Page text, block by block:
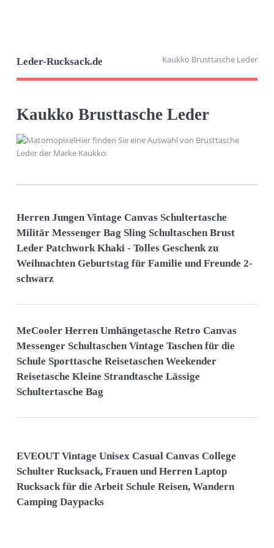
Leder-Rucksack.de Kaukko Brusttasche Leder
Kaukko Brusttasche Leder
Hier finden Sie eine Auswahl von Brusttasche
Leder der Marke Kaukko:
Herren Jungen Vintage Canvas Schultertasche
Militär Messenger Bag Sling Schultaschen Brust
Leder Patchwork Khaki - Tolles Geschenk zu
Weihnachten Geburtstag für Familie und Freunde 2-
schwarz
MeCooler Herren Umhängetasche Retro Canvas
Messenger Schultaschen Vintage Taschen für die
Schule Sporttasche Reisetaschen Weekender
Reisetasche Kleine Strandtasche Lässige
Schultertasche Bag
EVEOUT Vintage Unisex Casual Canvas College
Schulter Rucksack, Frauen und Herren Laptop
Rucksack für die Arbeit Schule Reisen, Wandern
Camping Daypacks